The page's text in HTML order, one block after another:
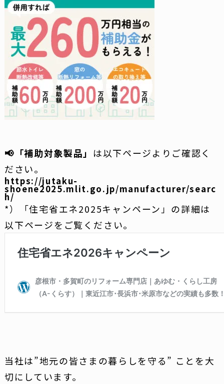
📢「補助対象製品」 は以下ページよりご確認く
ださい。
https://jutaku-
shoene2025.mlit.go.jp/manufacturer/searc
h/
*）「住宅省エネ2025キャンペーン」の詳細は
以下ページをご覧ください。
当社は”地元の皆さまの暮らしを守る” ことを大
切にしています。